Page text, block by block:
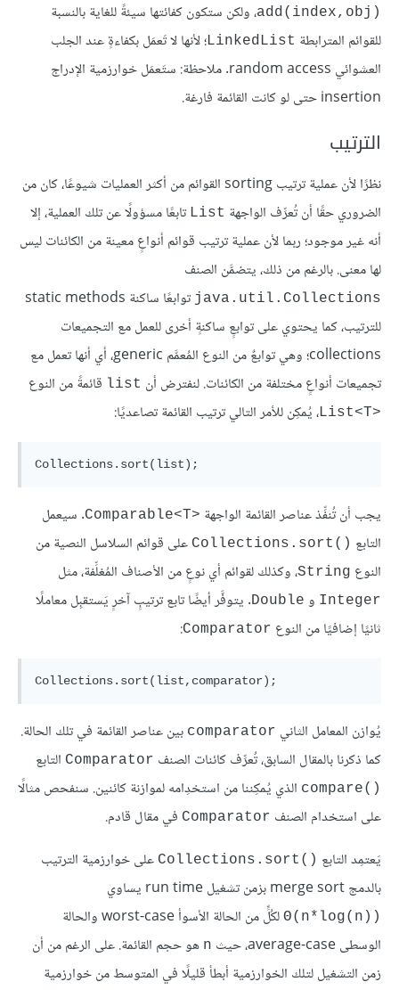
add(index,obj)‎، ولكن ستكون كفائتها سيئةً للغاية بالنسبة
للقوائم المترابطة LinkedList؛ لأنها لا تَعمَل بكفاءةٍ عند الجلب
العشوائي random access. ملاحظة: ستَعمَل خوارزمية الإدراج
insertion حتى لو كانت القائمة فارغة.
الترتيب
نظرًا لأن عملية ترتيب sorting القوائم من أكثر العمليات شيوعًا، كان من
الضروري حقًا أن تُعرِّف الواجهة List تابعًا مسؤولًا عن تلك العملية، إلا
أنه غير موجود؛ ربما لأن عملية ترتيب قوائم أنواعٍ معينة من الكائنات ليس
لها معنى. بالرغم من ذلك، يتضمَّن الصنف
java.util.Collections
توابعًا ساكنة static methods
للترتيب، كما يحتوي على توابعٍ ساكنةٍ أخرى للعمل مع التجميعات
collections؛ وهي توابعٌ من النوع المُعمَّم generic، أي أنها تعمل مع
تجميعات أنواعٍ مختلفة من الكائنات. لنفترض أن list قائمةً من النوع
List<T>‎، يُمكِن للأمر التالي ترتيب القائمة تصاعديًا:
يجب أن تُنفِّذ عناصر القائمة الواجهة Comparable<T>‎. سيعمل
التابع Collections.sort()‎ على قوائم السلاسل النصية من
النوع String، وكذلك لقوائم أي نوعٍ من الأصناف المُغلِّفة، مثل
Integer و Double. يتوفَّر أيضًا تابع ترتيبٍ آخرٍ يَستقبِل معاملًا
ثانيًا إضافيًا من النوع Comparator
:
يُوازن المعامل الثاني comparator بين عناصر القائمة في تلك الحالة.
كما ذكرنا بالمقال السابق، تُعرِّف كائنات الصنف Comparator التابع
compare()‎ الذي يُمكِننا من استخدِامه لموازنة كائنين. سنفحص مثالًا
على استخدام الصنف Comparator في مقال قادم.
يَعتمِد التابع Collections.sort()‎ على خوارزمية الترتيب
بالدمج merge sort بزمن تشغيل run time يساوي
Θ(n*log(n))‎
لكُلٍّ من الحالة الأسوأ worst-case والحالة
الوسطى average-case، حيث
n هو حجم القائمة. على الرغم من أن
زمن التشغيل لتلك الخوارزمية أبطأ قليلًا في المتوسط من خوارزمية